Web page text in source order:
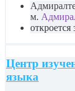
м.
откроется
Центр
языка